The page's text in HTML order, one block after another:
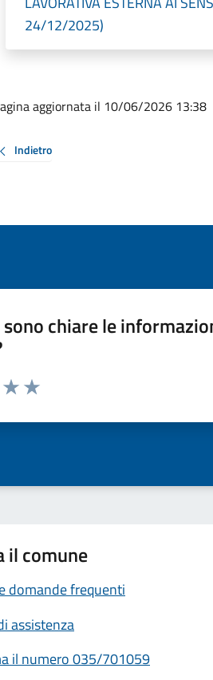
24/12/2025)
aggiornata il 10/06/2026 13:38
Indietro
chiare le
stelle la pagina
il comune
domande frequenti
assistenza
il numero 035/701059